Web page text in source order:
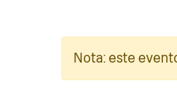
Nota: este